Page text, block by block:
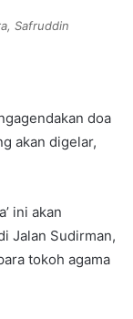
Safruddin
doa
akan digelar,
ini akan
Jalan Sudirman,
tokoh agama